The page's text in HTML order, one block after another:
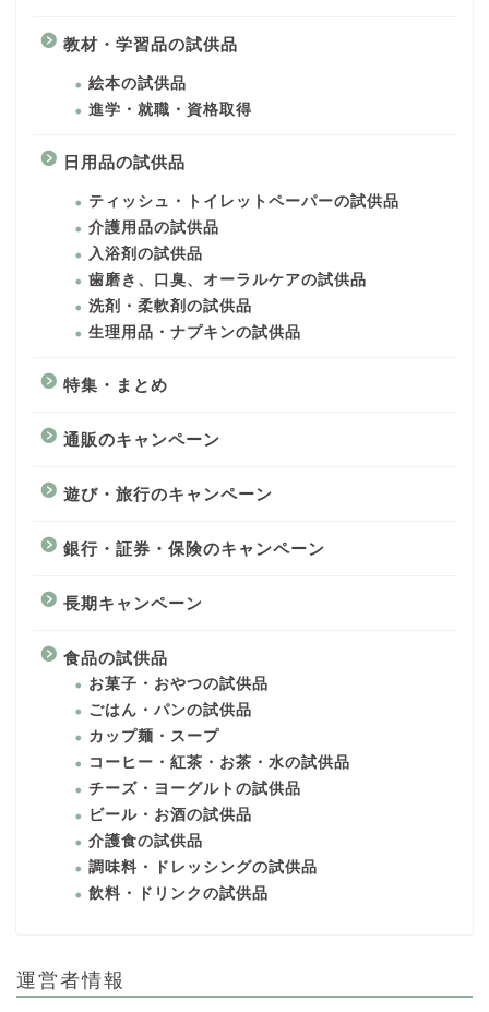
教材・学習品の試供品
絵本の試供品
進学・就職・資格取得
日用品の試供品
ティッシュ・トイレットペーパーの試供品
介護用品の試供品
入浴剤の試供品
歯磨き、口臭、オーラルケアの試供品
洗剤・柔軟剤の試供品
生理用品・ナプキンの試供品
特集・まとめ
通販のキャンペーン
遊び・旅行のキャンペーン
銀行・証券・保険のキャンペーン
長期キャンペーン
食品の試供品
お菓子・おやつの試供品
ごはん・パンの試供品
カップ麺・スープ
コーヒー・紅茶・お茶・水の試供品
チーズ・ヨーグルトの試供品
ビール・お酒の試供品
介護食の試供品
調味料・ドレッシングの試供品
飲料・ドリンクの試供品
運営者情報